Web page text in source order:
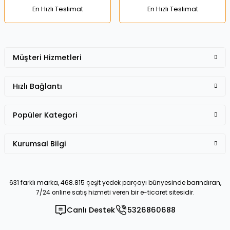
En Hızlı Teslimat En Hızlı Teslimat
631 farklı marka, 468.815 çeşit yedek parçayı bünyesinde barındıran,
7/24 online satış hizmeti veren bir e-ticaret sitesidir.
Canlı Destek 5326860688
Müşteri Hizmetleri
Hızlı Bağlantı
Popüler Kategori
Kurumsal Bilgi